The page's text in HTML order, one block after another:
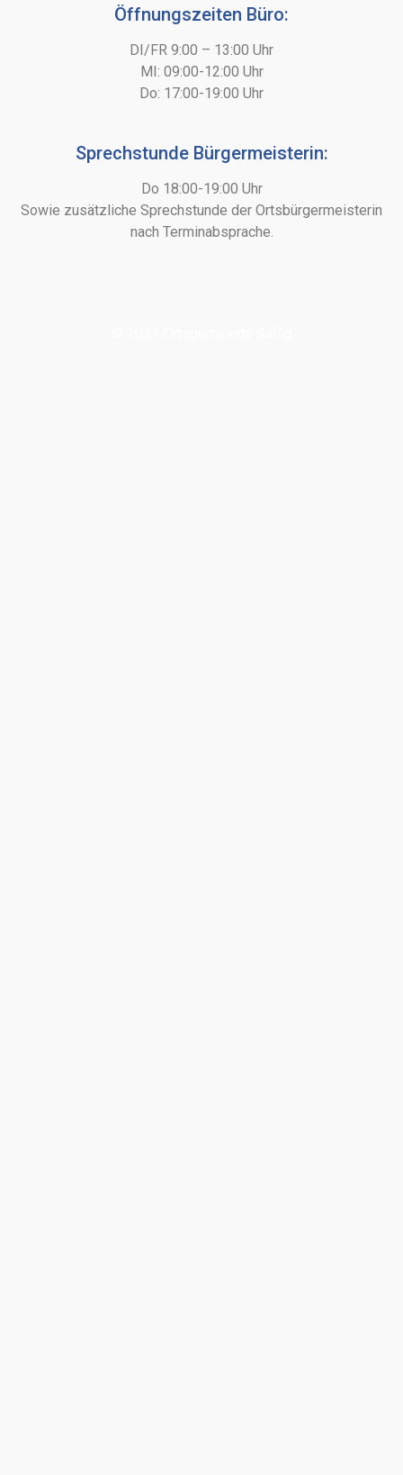
Öffnungszeiten Büro:
DI/FR 9:00 – 13:00 Uhr
MI: 09:00-12:00 Uhr
Do: 17:00-19:00 Uhr
Sprechstunde Bürgermeisterin:
Do 18:00-19:00 Uhr
Sowie zusätzliche Sprechstunde der Ortsbürgermeisterin
nach Terminabsprache.